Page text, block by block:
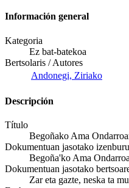
Información general
Kategoria
Ez bat-batekoa
Bertsolaris / Autores
Andonegi, Ziriako
Descripción
Título
Begoñako Ama
Dokumentuan jasotako
Begoña'ko Ama
Dokumentuan jasotako
Zar eta gazte, neska ta